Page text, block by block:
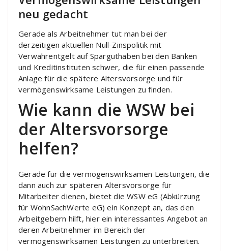
neu gedacht
Gerade als Arbeitnehmer tut man bei der
derzeitigen aktuellen Null-Zinspolitik mit
Verwahrentgelt auf Sparguthaben bei den Banken
und Kreditinstituten schwer, die für einen passende
Anlage für die spätere Altersvorsorge und für
vermögenswirksame Leistungen zu finden.
Wie kann die WSW bei
der Altersvorsorge
helfen?
Gerade für die vermögenswirksamen Leistungen, die
dann auch zur späteren Altersvorsorge für
Mitarbeiter dienen, bietet die WSW eG (Abkürzung
für WohnSachWerte eG) ein Konzept an, das den
Arbeitgebern hilft, hier ein interessantes Angebot an
deren Arbeitnehmer im Bereich der
vermögenswirksamen Leistungen zu unterbreiten.